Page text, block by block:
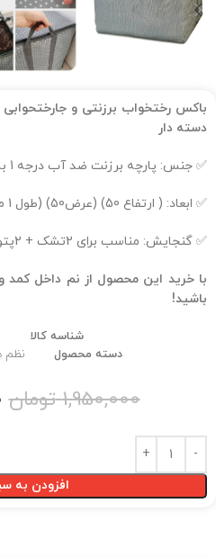
دسته دار
✅ جنس: پارچه برزنت ضد آب درجه 1 با استحکام بالا 1135 گرم بالا
✅ ابعاد: ( ارتفاع 50) (عرض50) (طول 1 متر )
✅ گنجایش: مناسب برای 2تشک + 2پتو یک نفره + 2بالش
با خرید این محصول از نم داخل کمد
باشید!
شناسه کالا
دسته محصول
نظم
1,950,000 تومان
افزودن به